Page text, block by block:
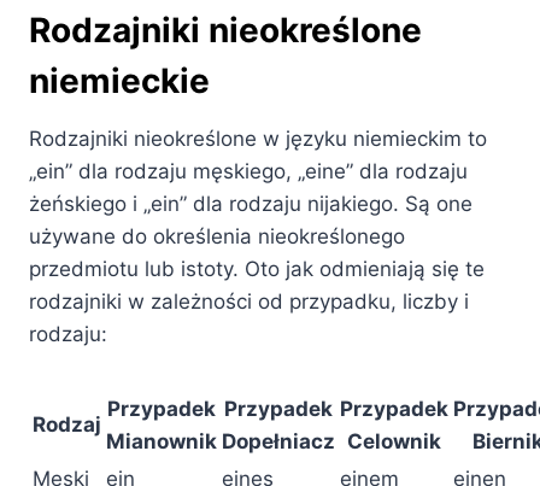
Rodzajniki nieokreślone
niemieckie
Rodzajniki nieokreślone w języku niemieckim to
„ein” dla rodzaju męskiego, „eine” dla rodzaju
żeńskiego i „ein” dla rodzaju nijakiego. Są one
używane do określenia nieokreślonego
przedmiotu lub istoty. Oto jak odmieniają się te
rodzajniki w zależności od przypadku, liczby i
rodzaju:
Rodzaj
Przypadek
Mianownik
Przypadek
Dopełniacz
Przypadek
Celownik
Męski
ein eines einem
einen